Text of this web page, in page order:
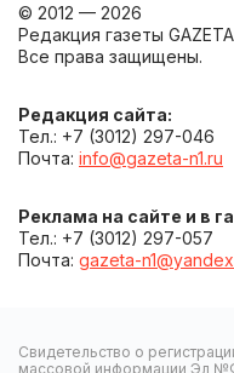
© 2012 — 2026
Редакция газеты
Все права защищены.
Редакция сайта:
Тел.: +7 (3012) 297-046
Почта: info@gazeta-n1.ru
Реклама на сайте и в
Тел.: +7 (3012) 297-057
Почта: gazeta-
Свидетельство о
массовой информации Эл